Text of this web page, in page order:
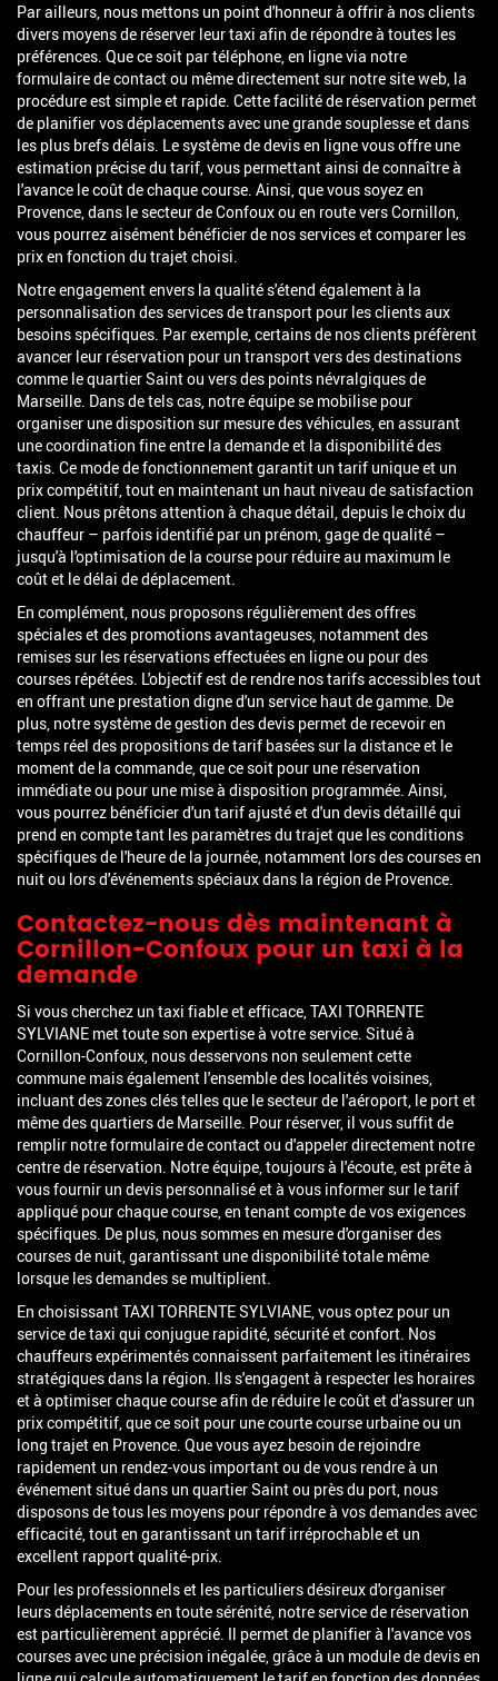
Par ailleurs, nous mettons un point d'honneur à offrir à nos clients
divers moyens de réserver leur taxi afin de répondre à toutes les
préférences. Que ce soit par téléphone, en ligne via notre
formulaire de contact ou même directement sur notre site web, la
procédure est simple et rapide. Cette facilité de réservation permet
de planifier vos déplacements avec une grande souplesse et dans
les plus brefs délais. Le système de devis en ligne vous offre une
estimation précise du tarif, vous permettant ainsi de connaître à
l'avance le coût de chaque course. Ainsi, que vous soyez en
Provence, dans le secteur de Confoux ou en route vers Cornillon,
vous pourrez aisément bénéficier de nos services et comparer les
prix en fonction du trajet choisi.
Notre engagement envers la qualité s'étend également à la
personnalisation des services de transport pour les clients aux
besoins spécifiques. Par exemple, certains de nos clients préfèrent
avancer leur réservation pour un transport vers des destinations
comme le quartier Saint ou vers des points névralgiques de
Marseille. Dans de tels cas, notre équipe se mobilise pour
organiser une disposition sur mesure des véhicules, en assurant
une coordination fine entre la demande et la disponibilité des
taxis. Ce mode de fonctionnement garantit un tarif unique et un
prix compétitif, tout en maintenant un haut niveau de satisfaction
client. Nous prêtons attention à chaque détail, depuis le choix du
chauffeur – parfois identifié par un prénom, gage de qualité –
jusqu'à l'optimisation de la course pour réduire au maximum le
coût et le délai de déplacement.
En complément, nous proposons régulièrement des offres
spéciales et des promotions avantageuses, notamment des
remises sur les réservations effectuées en ligne ou pour des
courses répétées. L'objectif est de rendre nos tarifs accessibles tout
en offrant une prestation digne d'un service haut de gamme. De
plus, notre système de gestion des devis permet de recevoir en
temps réel des propositions de tarif basées sur la distance et le
moment de la commande, que ce soit pour une réservation
immédiate ou pour une mise à disposition programmée. Ainsi,
vous pourrez bénéficier d'un tarif ajusté et d'un devis détaillé qui
prend en compte tant les paramètres du trajet que les conditions
spécifiques de l'heure de la journée, notamment lors des courses en
nuit ou lors d'événements spéciaux dans la région de Provence.
Contactez-nous dès maintenant à
Cornillon-Confoux pour un taxi à la
demande
Si vous cherchez un taxi fiable et efficace, TAXI TORRENTE
SYLVIANE met toute son expertise à votre service. Situé à
Cornillon-Confoux, nous desservons non seulement cette
commune mais également l'ensemble des localités voisines,
incluant des zones clés telles que le secteur de l'aéroport, le port et
même des quartiers de Marseille. Pour réserver, il vous suffit de
remplir notre formulaire de contact ou d'appeler directement notre
centre de réservation. Notre équipe, toujours à l'écoute, est prête à
vous fournir un devis personnalisé et à vous informer sur le tarif
appliqué pour chaque course, en tenant compte de vos exigences
spécifiques. De plus, nous sommes en mesure d'organiser des
courses de nuit, garantissant une disponibilité totale même
lorsque les demandes se multiplient.
En choisissant TAXI TORRENTE SYLVIANE, vous optez pour un
service de taxi qui conjugue rapidité, sécurité et confort. Nos
chauffeurs expérimentés connaissent parfaitement les itinéraires
stratégiques dans la région. Ils s'engagent à respecter les horaires
et à optimiser chaque course afin de réduire le coût et d'assurer un
prix compétitif, que ce soit pour une courte course urbaine ou un
long trajet en Provence. Que vous ayez besoin de rejoindre
rapidement un rendez-vous important ou de vous rendre à un
événement situé dans un quartier Saint ou près du port, nous
disposons de tous les moyens pour répondre à vos demandes avec
efficacité, tout en garantissant un tarif irréprochable et un
excellent rapport qualité-prix.
Pour les professionnels et les particuliers désireux d'organiser
leurs déplacements en toute sérénité, notre service de réservation
est particulièrement apprécié. Il permet de planifier à l'avance vos
courses avec une précision inégalée, grâce à un module de devis en